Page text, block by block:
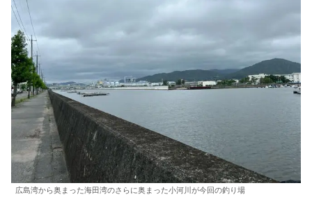
広島湾から奥まった海田湾のさらに奥まった小河川が今回の釣り場